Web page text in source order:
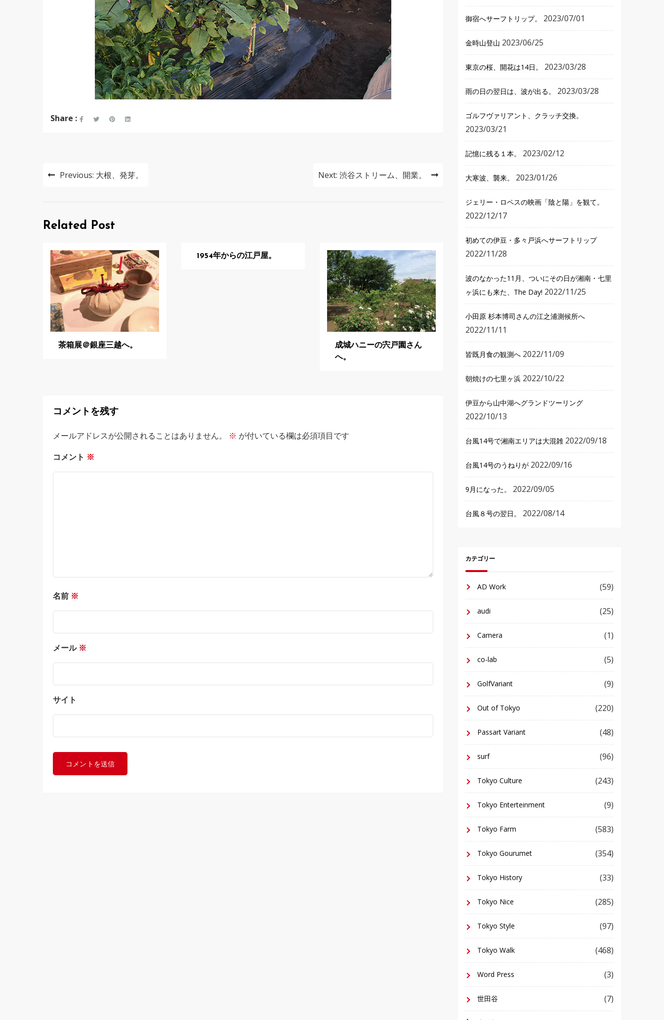
Share :
投
ビ
ー
シ
ョ
ン
Previous: 大根、発芽。 Next: 渋谷ストリーム、開業。
Related Post
茶箱展＠銀座三越へ。
1954年からの江戸屋。
成城ハニーの宍戸園さん
へ。
コメントを残す
メールアドレスが公開されることはありません。 ※ が付いている欄は必須項目です
コメント ※
名前 ※
メール ※
サイト
御宿へサーフトリップ。 2023/07/01
金時山登山 2023/06/25
東京の桜、開花は14日。 2023/03/28
雨の日の翌日は、波が出る。 2023/03/28
ゴルフヴァリアント、クラッチ交換。
2023/03/21
記憶に残る１本。 2023/02/12
大寒波、襲来。 2023/01/26
ジェリー・ロペスの映画「陰と陽」を観て。
2022/12/17
初めての伊豆・多々戸浜へサーフトリップ
2022/11/28
波のなかった11月、ついにその日が湘南・七里
ヶ浜にも来た、The Day! 2022/11/25
小田原 杉本博司さんの江之浦測候所へ
2022/11/11
皆既月食の観測へ 2022/11/09
朝焼けの七里ヶ浜 2022/10/22
伊豆から山中湖へグランドツーリング
2022/10/13
台風14号で湘南エリアは大混雑 2022/09/18
台風14号のうねりが 2022/09/16
9月になった。 2022/09/05
台風８号の翌日。 2022/08/14
カテゴリー
AD Work (59)
audi (25)
Camera (1)
co-lab (5)
GolfVariant (9)
Out of Tokyo (220)
Passart Variant (48)
surf (96)
Tokyo Culture (243)
Tokyo Enterteinment (9)
Tokyo Farm (583)
Tokyo Gourumet (354)
Tokyo History (33)
Tokyo Nice (285)
Tokyo Style (97)
Tokyo Walk (468)
Word Press (3)
世田谷 (7)